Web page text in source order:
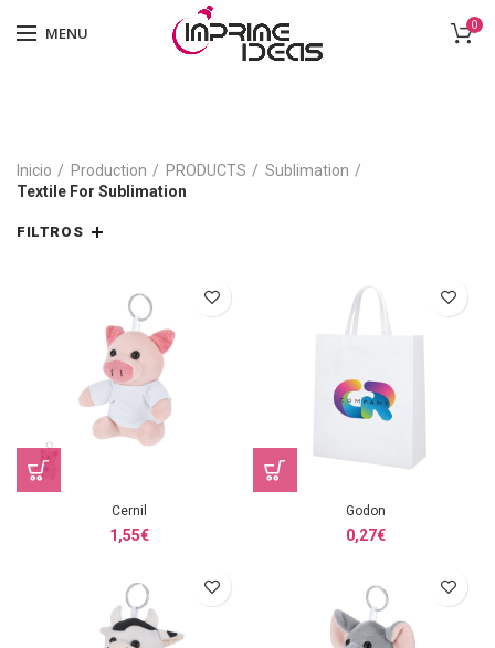
MENU 0
Inicio Production PRODUCTS
Sublimation
Textile For Sublimation
FILTROS
Cernil
1,55€
Godon
0,27€